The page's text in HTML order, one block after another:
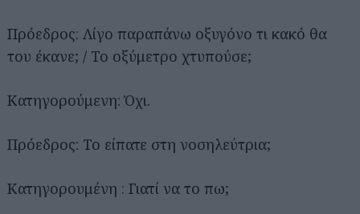
Πρόεδρος: Λίγο παραπάνω οξυγόνο τι κακό θα
του έκανε; / Το οξύμετρο χτυπούσε;
Κατηγορούμενη: Όχι.
Πρόεδρος: Το είπατε στη νοσηλεύτρια;
Κατηγορουμένη : Γιατί να το πω;